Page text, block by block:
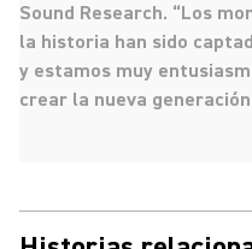
Sound Research. “Los
la historia han sido
y estamos muy
crear la nueva